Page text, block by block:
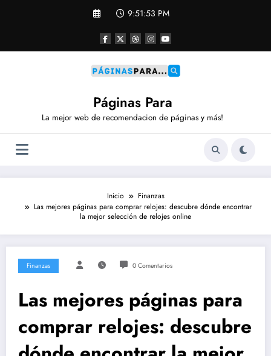
9:51:54 PM
Páginas Para
La mejor web de recomendacion de páginas y más!
Inicio
Finanzas
Las mejores páginas para comprar relojes: descubre dónde encontrar
la mejor selección de relojes online
Finanzas 0 Comentarios
Las mejores páginas para
comprar relojes: descubre